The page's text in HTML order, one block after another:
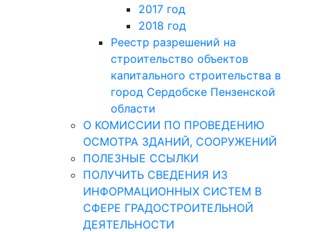
2017 год
2018 год
Реестр разрешений на
строительство объектов
капитального строительства в
город Сердобске Пензенской
области
О КОМИССИИ ПО ПРОВЕДЕНИЮ
ОСМОТРА ЗДАНИЙ, СООРУЖЕНИЙ
ПОЛЕЗНЫЕ ССЫЛКИ
ПОЛУЧИТЬ СВЕДЕНИЯ ИЗ
ИНФОРМАЦИОННЫХ СИСТЕМ В
СФЕРЕ ГРАДОСТРОИТЕЛЬНОЙ
ДЕЯТЕЛЬНОСТИ